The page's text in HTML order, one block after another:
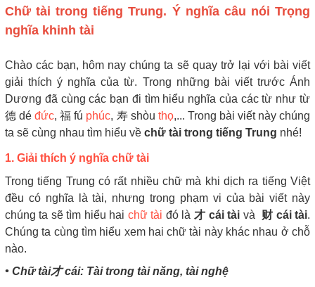
Chữ tài trong tiếng Trung. Ý nghĩa câu nói Trọng
nghĩa khinh tài
Chào các bạn, hôm nay chúng ta sẽ quay trở lại với bài viết
giải thích ý nghĩa của từ. Trong những bài viết trước Ánh
Dương đã cùng các bạn đi tìm hiểu nghĩa của các từ như từ
德 déđức, 福 fú phúc, 寿 shòu thọ,... Trong bài viết này chúng
ta sẽ cùng nhau tìm hiểu về chữ tài trong tiếng Trung nhé!
1. Giải thích ý nghĩa chữ tài
Trong tiếng Trung có rất nhiều chữ mà khi dịch ra tiếng Việt
đều có nghĩa là tài, nhưng trong phạm vi của bài viết này
chúng ta sẽ tìm hiểu hai chữ tài đó là 才 cái tài và 财 cái tài.
Chúng ta cùng tìm hiểu xem hai chữ tài này khác nhau ở chỗ
nào.
• Chữ tài才 cái: Tài trong tài năng, tài nghệ